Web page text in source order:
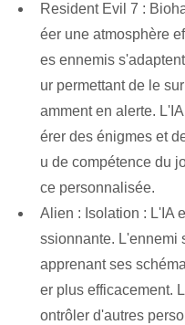
Resident Evil 7 :
éer une atmosphère
es ennemis
ur permettant de le
amment en alerte.
érer des énigmes et
u de compétence du
ce personnalisée.
Alien : Isolation : L'IA
ssionnante. L'ennemi
apprenant ses
er plus efficacement.
ontrôler d'autres